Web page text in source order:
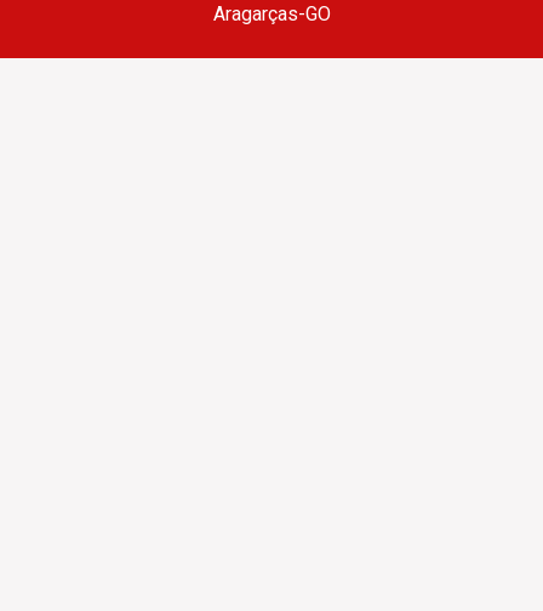
Aragarças-GO